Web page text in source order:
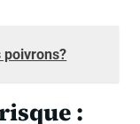
poivrons?
: